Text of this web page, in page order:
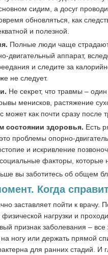
сидим, а досуг
обновляться, как
и полезной.
Полные люди чаще
двигательный аппарат,
и следите за
не следует.
Не секрет, что травмы –
менисков, растяжение
может как почти сразу после
состоянии здоровья. Есть
проблемы опорно-
и искривление
факторы, которые
вы заботитесь об общем
Когда
заставляет пойти к врачу.
нагрузки и
признак заболевания –
на ногу или держать прямой
для ранних стадий. И